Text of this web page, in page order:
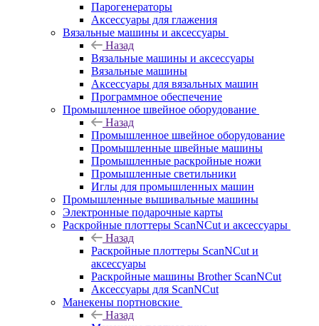
Парогенераторы
Аксессуары для глажения
Вязальные машины и аксессуары
Назад
Вязальные машины и аксессуары
Вязальные машины
Аксессуары для вязальных машин
Программное обеспечение
Промышленное швейное оборудование
Назад
Промышленное швейное оборудование
Промышленные швейные машины
Промышленные раскройные ножи
Промышленные светильники
Иглы для промышленных машин
Промышленные вышивальные машины
Электронные подарочные карты
Раскройные плоттеры ScanNCut и аксессуары
Назад
Раскройные плоттеры ScanNCut и
аксессуары
Раскройные машины Brother ScanNCut
Аксессуары для ScanNCut
Манекены портновские
Назад